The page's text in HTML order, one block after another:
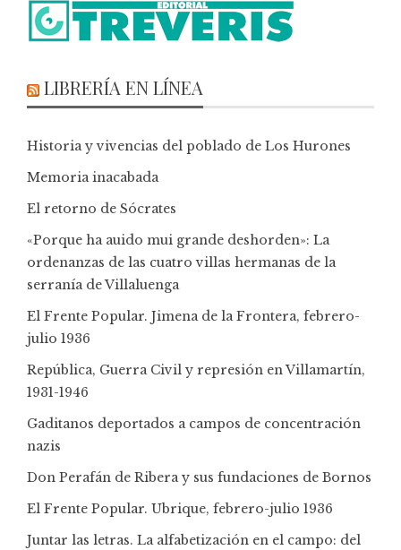
LIBRERÍA EN LÍNEA
Historia y vivencias del poblado de Los Hurones
Memoria inacabada
El retorno de Sócrates
«Porque ha auido mui grande deshorden»: La
ordenanzas de las cuatro villas hermanas de la
serranía de Villaluenga
El Frente Popular. Jimena de la Frontera, febrero-
julio 1936
República, Guerra Civil y represión en Villamartín,
1931-1946
Gaditanos deportados a campos de concentración
nazis
Don Perafán de Ribera y sus fundaciones de Bornos
El Frente Popular. Ubrique, febrero-julio 1936
Juntar las letras. La alfabetización en el campo: del